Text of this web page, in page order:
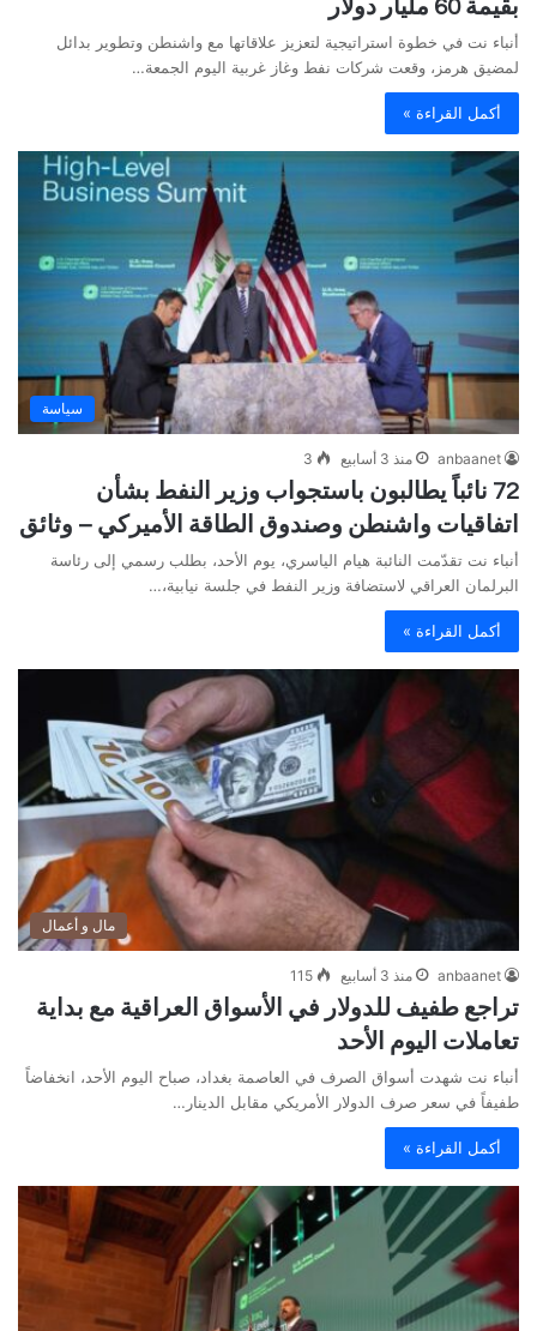
بقيمة 60 مليار دولار
أنباء نت في خطوة استراتيجية لتعزيز علاقاتها مع واشنطن وتطوير بدائل
لمضيق هرمز، وقعت شركات نفط وغاز غربية اليوم الجمعة…
أكمل القراءة »
سياسة
anbaanet منذ 3 أسابيع 3
72 نائباً يطالبون باستجواب وزير النفط بشأن
اتفاقيات واشنطن وصندوق الطاقة الأميركي – وثائق
أنباء نت تقدّمت النائبة هيام الياسري، يوم الأحد، بطلب رسمي إلى رئاسة
البرلمان العراقي لاستضافة وزير النفط في جلسة نيابية،…
أكمل القراءة »
مال و أعمال
anbaanet منذ 3 أسابيع 115
تراجع طفيف للدولار في الأسواق العراقية مع بداية
تعاملات اليوم الأحد
أنباء نت شهدت أسواق الصرف في العاصمة بغداد، صباح اليوم الأحد، انخفاضاً
طفيفاً في سعر صرف الدولار الأمريكي مقابل الدينار…
أكمل القراءة »